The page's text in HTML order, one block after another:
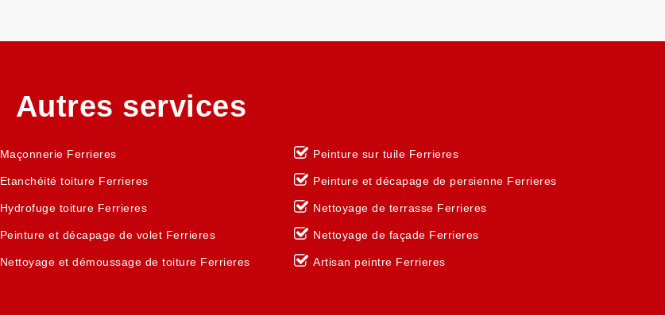
Autres services
Maçonnerie Ferrieres
Etanchéité toiture Ferrieres
Hydrofuge toiture Ferrieres
Peinture et décapage de volet Ferrieres
Nettoyage et démoussage de toiture Ferrieres
Peinture sur tuile Ferrieres
Peinture et décapage de persienne Ferrieres
Nettoyage de terrasse Ferrieres
Nettoyage de façade Ferrieres
Artisan peintre Ferrieres